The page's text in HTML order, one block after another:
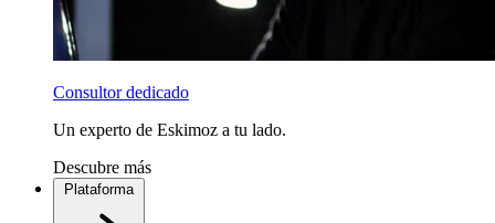
Consultor dedicado
Un experto de Eskimoz a tu lado.
Descubre más
Plataforma